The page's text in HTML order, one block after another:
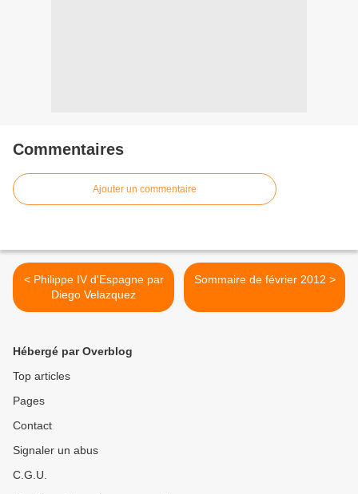
Commentaires
Ajouter un commentaire
< Philippe IV d'Espagne par
Diego Velazquez
Sommaire de février 2012 >
Hébergé par Overblog
Top articles
Pages
Contact
Signaler un abus
C.G.U.